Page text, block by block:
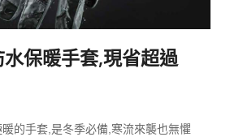
保暖手套,現省超過
的手套,是冬季必備,寒流來襲也無懼